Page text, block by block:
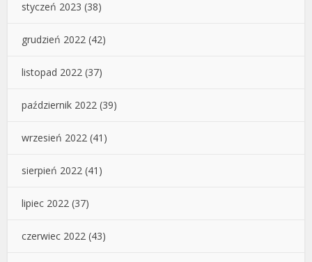
styczeń 2023 (38)
grudzień 2022 (42)
listopad 2022 (37)
październik 2022 (39)
wrzesień 2022 (41)
sierpień 2022 (41)
lipiec 2022 (37)
czerwiec 2022 (43)